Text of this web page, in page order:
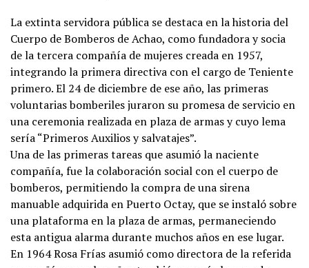
La extinta servidora pública se destaca en la historia del
Cuerpo de Bomberos de Achao, como fundadora y socia
de la tercera compañía de mujeres creada en 1957,
integrando la primera directiva con el cargo de Teniente
primero. El 24 de diciembre de ese año, las primeras
voluntarias bomberiles juraron su promesa de servicio en
una ceremonia realizada en plaza de armas y cuyo lema
sería “Primeros Auxilios y salvatajes”.
Una de las primeras tareas que asumió la naciente
compañía, fue la colaboración social con el cuerpo de
bomberos, permitiendo la compra de una sirena
manuable adquirida en Puerto Octay, que se instaló sobre
una plataforma en la plaza de armas, permaneciendo
esta antigua alarma durante muchos años en ese lugar.
En 1964 Rosa Frías asumió como directora de la referida